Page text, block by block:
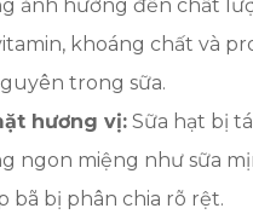
ảnh hưởng đến chất
khoáng chất và
trong sữa.
hương vị: Sữa hạt bị
ngon miệng như sữa
bã bị phân chia rõ rệt.